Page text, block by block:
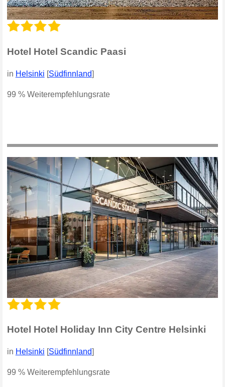
Hotel Hotel Scandic Paasi
in Helsinki [Südfinnland]
99 % Weiterempfehlungsrate
Hotel Hotel Holiday Inn City Centre Helsinki
in Helsinki [Südfinnland]
99 % Weiterempfehlungsrate